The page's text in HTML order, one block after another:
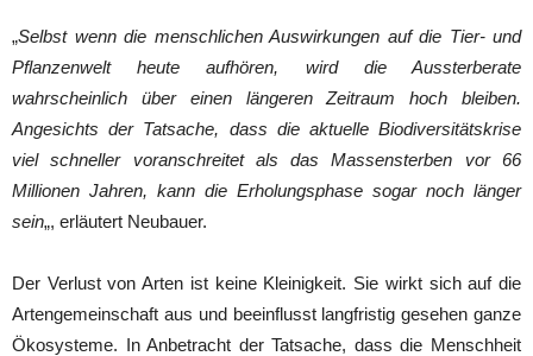
„Selbst wenn die menschlichen Auswirkungen auf die Tier- und
Pflanzenwelt heute aufhören, wird die Aussterberate
wahrscheinlich über einen längeren Zeitraum hoch bleiben.
Angesichts der Tatsache, dass die aktuelle Biodiversitätskrise
viel schneller voranschreitet als das Massensterben vor 66
Millionen Jahren, kann die Erholungsphase sogar noch länger
sein„, erläutert Neubauer.
Der Verlust von Arten ist keine Kleinigkeit. Sie wirkt sich auf die
Artengemeinschaft aus und beeinflusst langfristig gesehen ganze
Ökosysteme. In Anbetracht der Tatsache, dass die Menschheit